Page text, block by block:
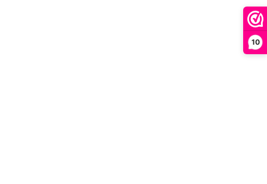
10